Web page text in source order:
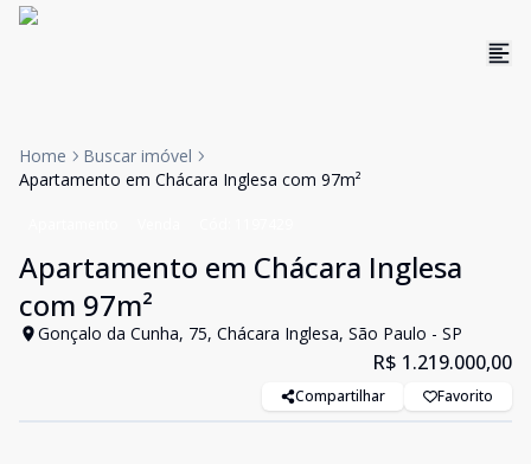
Home
Buscar imóvel
Apartamento em Chácara Inglesa com 97m²
Apartamento em Chácara Inglesa
com 97m²
Gonçalo da Cunha, 75, Chácara Inglesa, São Paulo - SP
R$ 1.219.000,00
Compartilhar Favorito